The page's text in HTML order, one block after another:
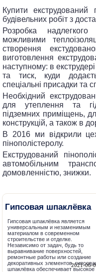
Купити
будівельних робіт з
Розробка
можливими
створення
виготовлення
наступному: в
та тиск, куди
спеціальні присадки та
Необхідний
для утеплення та
підземних приміщень,
конструкцій, а також в
В 2016 ми відкрили
пінополістеролу.
екструдований пінополістирол в Бровари доставляємо
автомобільним
домовленністю, знижки.
Гипсовая шпаклёвка
Гипсовая шпаклёвка является
универсальным и незаменимым
материалом в современном
строительстве и отделке.
Независимо от задач, будь то
выравнивание поверхностей,
ремонтные работы или создание
декоративных элементов,
шпаклёвка обеспечивает высокое
2021-06-